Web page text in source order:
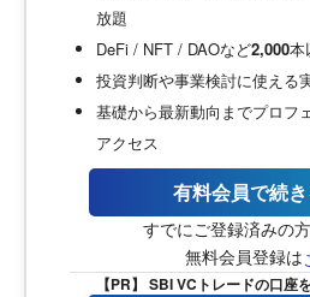
放題
DeFi / NFT / DAOなど2,000本
投資判断や事業検討に使える
基礎から最新動向までプロフ
アクセス
有料会員で続
すでにご登録済みの
無料会員登録は
【PR】 SBI VCトレードの口座